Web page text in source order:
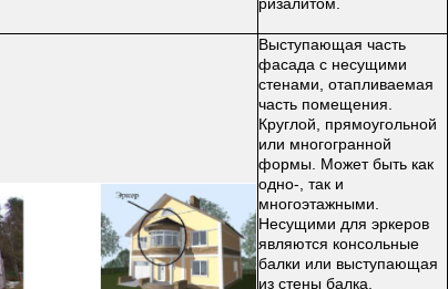
Выступающая часть
фасада с несущими
стенами, отапливаемая
часть помещения.
Круглой, прямоугольной
или многогранной
формы. Может быть как
одно-, так и
многоэтажными.
Несущими для эркеров
являются консольные
балки или выступающая
из стены балка.